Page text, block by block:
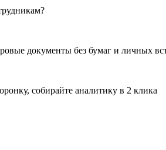
документы без бумаг и личных
собирайте аналитику в 2 клика